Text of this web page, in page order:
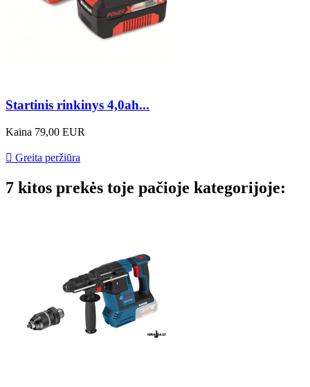
Startinis rinkinys 4,0ah...
Kaina 79,00 EUR
 Greita peržiūra
7 kitos prekės toje pačioje kategorijoje: